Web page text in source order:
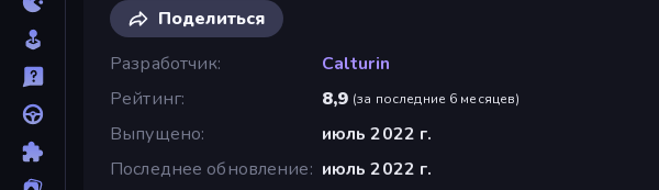
Поделиться
Разработчик
Calturin
Рейтинг
8,9 (за последние 6 месяцев)
Выпущено
июль 2022 г.
Последнее обновление
июль 2022 г.